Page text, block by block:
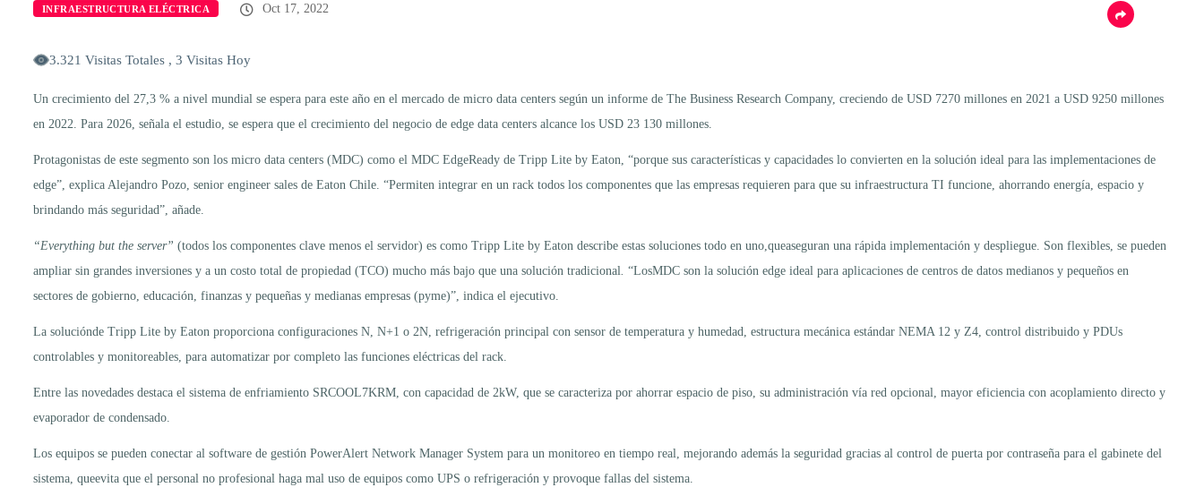
INFRAESTRUCTURA ELÉCTRICA Oct 17, 2022
3.321 Visitas Totales , 3 Visitas Hoy
Un crecimiento del 27,3 % a nivel mundial se espera para este año en el mercado de micro data centers según un informe de The Business Research Company, creciendo de USD 7270 millones en 2021 a USD 9250 millones
en 2022. Para 2026, señala el estudio, se espera que el crecimiento del negocio de edge data centers alcance los USD 23 130 millones.
Protagonistas de este segmento son los micro data centers (MDC) como el MDC EdgeReady de Tripp Lite by Eaton, “porque sus características y capacidades lo convierten en la solución ideal para las implementaciones de
edge”, explica Alejandro Pozo, senior engineer sales de Eaton Chile. “Permiten integrar en un rack todos los componentes que las empresas requieren para que su infraestructura TI funcione, ahorrando energía, espacio y
brindando más seguridad”, añade.
“Everything but the server” (todos los componentes clave menos el servidor) es como Tripp Lite by Eaton describe estas soluciones todo en uno,queaseguran una rápida implementación y despliegue. Son flexibles, se pueden
ampliar sin grandes inversiones y a un costo total de propiedad (TCO) mucho más bajo que una solución tradicional
“LosMDC son la solución edge ideal para aplicaciones de centros de datos medianos y pequeños en
sectores de gobierno, educación, finanzas y pequeñas y medianas empresas (pyme)”, indica el ejecutivo.
La soluciónde Tripp Lite by Eaton proporciona configuraciones N, N+1 o 2N, refrigeración principal con sensor de temperatura y humedad, estructura mecánica estándar NEMA 12 y Z4, control distribuido y PDUs
controlables y monitoreables, para automatizar por completo las funciones eléctricas del rack.
Entre las novedades destaca el sistema de enfriamiento SRCOOL7KRM, con capacidad de 2kW, que se caracteriza por ahorrar espacio de piso, su administración vía red opcional, mayor eficiencia con acoplamiento directo y
evaporador de condensado.
Los equipos se pueden conectar al software de gestión PowerAlert Network Manager System para un monitoreo en tiempo real, mejorando además la seguridad gracias al control de puerta por contraseña para el gabinete del
sistema, queevita que el personal no profesional haga mal uso de equipos como UPS o refrigeración y provoque fallas del sistema.